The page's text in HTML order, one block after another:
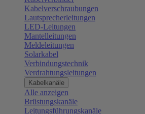
Kabelverschraubungen
Lautsprecherleitungen
LED-Leitungen
Mantelleitungen
Meldeleitungen
Solarkabel
Verbindungstechnik
Verdrahtungsleitungen
Kabelkanäle
Alle anzeigen
Brüstungskanäle
Leitungsführungskanäle